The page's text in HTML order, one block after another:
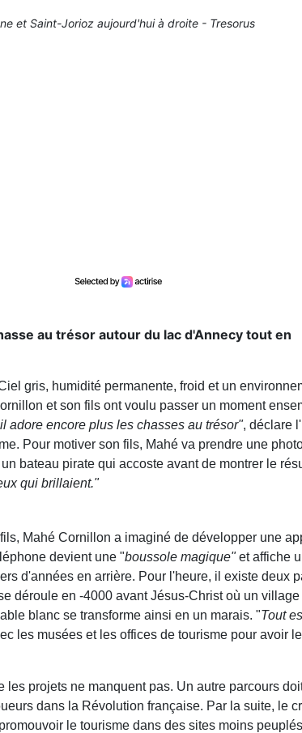
et Saint-Jorioz aujourd'hui à droite - Tresorus
au trésor autour du lac d'Annecy tout en
gris, humidité permanente, froid et un
et son fils ont voulu passer un moment
adore encore plus les chasses au trésor", déclare
Pour motiver son fils, Mahé va prendre une
bateau pirate qui accoste avant de montrer le
qui brillaient."
Mahé Cornillon a imaginé de développer une
devient une "boussole magique"et affiche
d'années en arrière. Pour l'heure, il existe deux
déroule en -4000 avant Jésus-Christ où un village
blanc se transforme ainsi en un marais. "Tout
les musées et les offices de tourisme pour avoir
projets ne manquent pas. Un autre parcours
dans la Révolution française. Par la suite, le
le tourisme dans des sites moins